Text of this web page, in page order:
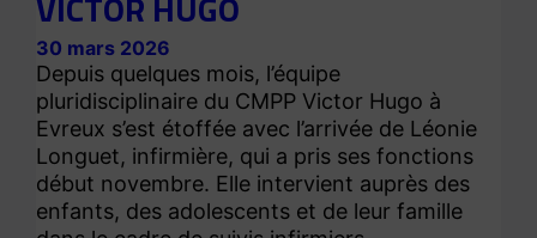
30 mars 2026
Depuis quelques mois, l’équipe
pluridisciplinaire du CMPP Victor Hugo à
Evreux s’est étoffée avec l’arrivée de Léonie
Longuet, infirmière, qui a pris ses fonctions
début novembre. Elle intervient auprès des
enfants, des adolescents et de leur famille